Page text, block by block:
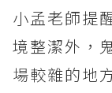
小孟老師提
境整潔外，
場較雜的地